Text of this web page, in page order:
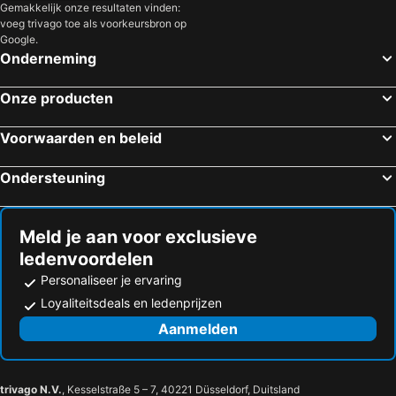
Valkenburg, Limburg Hotels
Spa, Wallonië Hotels
Blankenberge, Vlaanderen Hotels
Brugge, Vlaanderen Hotels
Gent, Vlaanderen Hotels
De Panne, Vlaanderen Hotels
Gemakkelijk onze resultaten vinden:
voeg trivago toe als voorkeursbron op
Google.
Onderneming
Onze producten
Voorwaarden en beleid
Ondersteuning
Meld je aan voor exclusieve
ledenvoordelen
Personaliseer je ervaring
Loyaliteitsdeals en ledenprijzen
Aanmelden
trivago N.V., Kesselstraße 5 – 7, 40221 Düsseldorf, Duitsland